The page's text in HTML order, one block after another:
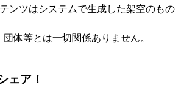
ンツはシステムで生成した架空のもの
体等とは一切関係ありません。
ェア！